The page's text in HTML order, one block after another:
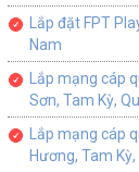
Lắp đặt FPT
Nam
Lắp mạng cáp
Sơn, Tam Kỳ,
Lắp mạng cáp
Hương, Tam